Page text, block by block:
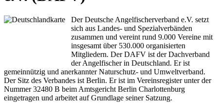
Der Deutsche Angelfischerverband e.V. setzt
sich aus Landes- und Spezialverbänden
zusammen und vereint rund 9.000 Vereine mit
insgesamt über 530.000 organisierten
Mitgliedern. Der DAFV ist der Dachverband
der Angelfischer in Deutschland. Er ist
gemeinnützig und anerkannter Naturschutz- und Umweltverband.
Der Sitz des Verbandes ist Berlin. Er ist im Vereinsregister unter der
Nummer 32480 B beim Amtsgericht Berlin Charlottenburg
eingetragen und arbeitet auf Grundlage seiner Satzung.